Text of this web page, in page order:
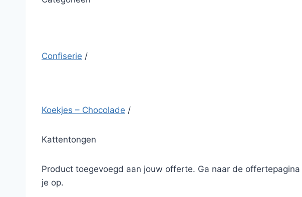
Confiserie /
Koekjes – Chocolade /
Kattentongen
Product toegevoegd aan jouw offerte. Ga naar de
je op.